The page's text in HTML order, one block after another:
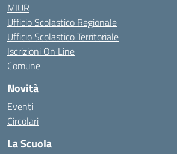
MIUR
Ufficio Scolastico Regionale
Ufficio Scolastico Territoriale
Iscrizioni On Line
Comune
Novità
Eventi
Circolari
La Scuola